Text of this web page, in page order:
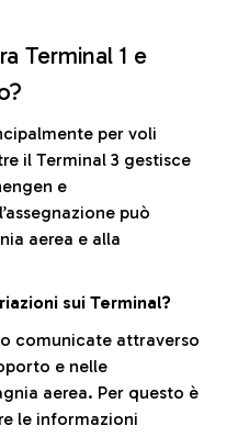
Terminal 1 e
per voli
il Terminal 3 gestisce
e
può
aerea e alla
sui Terminal?
comunicate attraverso
e nelle
aerea. Per questo è
le informazioni